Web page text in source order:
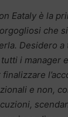
Eataly è la
che
Desidero
i manager
e non,